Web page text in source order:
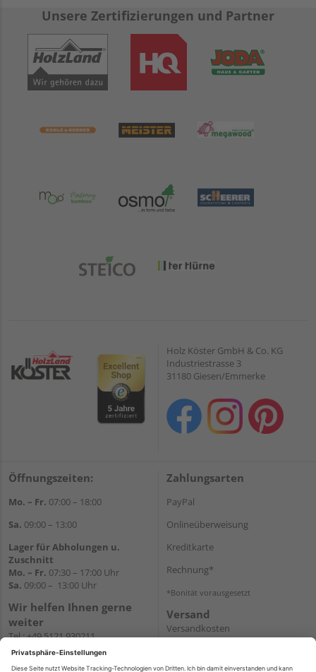
Unsere Zertifizierungen und Partner
Holz Köster GmbH & Co. KG
Industriestrasse 3
31180 Giesen/Emmerke
Öffnungszeiten:
Mo. – Fr. 07:00 – 18:00
Sa. 09:00 – 13:00
Lager für Abholungen u.
Zuschnitt
Mo. – Fr. 07:30 – 17:00 Uhr
Sa. 09:00 – 13:00 Uhr
Wir helfen Ihnen gerne
weiter
Tel.:+49 5121 930211
E-Mail:holzlandshop@holzland-
Zahlungsarten
PayPal
Onlineüberweisung
Kreditkarte
Rechnung*
*Bonität vorausgesetzt
Versand
Versandkosten